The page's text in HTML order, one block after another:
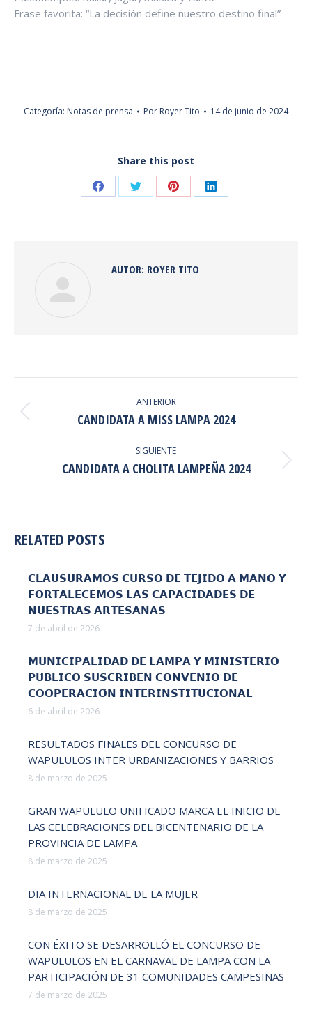
Frase favorita: “La decisión define nuestro destino final”
Categoría: Notas de prensa Por Royer Tito 14 de junio de 2024
Share this post
Share Share Share Share
AUTOR: ROYER TITO
ENTRE
PUBLICACIONES
ANTERIOR
Publicación
CANDIDATA A MISS LAMPA 2024
SIGUIENTE
Publicación
CANDIDATA A CHOLITA LAMPEÑA 2024
RELATED POSTS
𝗖𝗟𝗔𝗨𝗦𝗨𝗥𝗔𝗠𝗢𝗦 𝗖𝗨𝗥𝗦𝗢 𝗗𝗘 𝗧𝗘𝗝𝗜𝗗𝗢 𝗔 𝗠𝗔𝗡𝗢 𝗬
𝗙𝗢𝗥𝗧𝗔𝗟𝗘𝗖𝗘𝗠𝗢𝗦 𝗟𝗔𝗦 𝗖𝗔𝗣𝗔𝗖𝗜𝗗𝗔𝗗𝗘𝗦 𝗗𝗘
𝗡𝗨𝗘𝗦𝗧𝗥𝗔𝗦 𝗔𝗥𝗧𝗘𝗦𝗔𝗡𝗔𝗦
7 de abril de 2026
𝗠𝗨𝗡𝗜𝗖𝗜𝗣𝗔𝗟𝗜𝗗𝗔𝗗 𝗗𝗘 𝗟𝗔𝗠𝗣𝗔 𝗬 𝗠𝗜𝗡𝗜𝗦𝗧𝗘𝗥𝗜𝗢
𝗣𝗨́𝗕𝗟𝗜𝗖𝗢 𝗦𝗨𝗦𝗖𝗥𝗜𝗕𝗘𝗡 𝗖𝗢𝗡𝗩𝗘𝗡𝗜𝗢 𝗗𝗘
𝗖𝗢𝗢𝗣𝗘𝗥𝗔𝗖𝗜𝗢́𝗡 𝗜𝗡𝗧𝗘𝗥𝗜𝗡𝗦𝗧𝗜𝗧𝗨𝗖𝗜𝗢𝗡𝗔𝗟
6 de abril de 2026
RESULTADOS FINALES DEL CONCURSO DE
WAPULULOS INTER URBANIZACIONES Y BARRIOS
8 de marzo de 2025
GRAN WAPULULO UNIFICADO MARCA EL INICIO DE
LAS CELEBRACIONES DEL BICENTENARIO DE LA
PROVINCIA DE LAMPA
8 de marzo de 2025
DIA INTERNACIONAL DE LA MUJER
8 de marzo de 2025
CON ÉXITO SE DESARROLLÓ EL CONCURSO DE
WAPULULOS EN EL CARNAVAL DE LAMPA CON LA
PARTICIPACIÓN DE 31 COMUNIDADES CAMPESINAS
7 de marzo de 2025